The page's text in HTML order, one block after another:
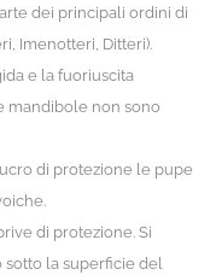
dei principali ordini di
Imenotteri, Ditteri).
e la fuoriuscita
mandibole non sono
di protezione le pupe
di protezione. Si
sotto la superficie del